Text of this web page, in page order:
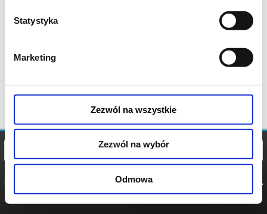
Statystyka
Marketing
Zezwól na wszystkie
Zezwól na wybór
Odmowa
POLITYKA
POLITYKA